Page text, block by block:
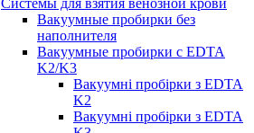
Системы для взятия венозной крови
Вакуумные пробирки без
наполнителя
Вакуумные пробирки с EDTA
K2/K3
Вакуумні пробірки з EDTA
K2
Вакуумні пробірки з EDTA